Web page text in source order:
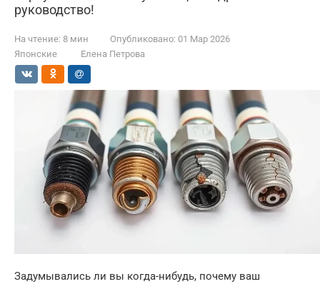
руководство!
На чтение: 8 мин Опубликовано: 01 Мар 2026
Японские
Елена Петрова
Задумывались ли вы когда-нибудь, почему ваш